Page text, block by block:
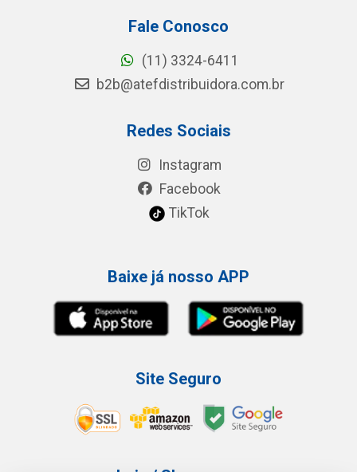
Fale Conosco
(11) 3324-6411
b2b@atefdistribuidora.com.br
Redes Sociais
Instagram
Facebook
TikTok
Baixe já nosso APP
Site Seguro